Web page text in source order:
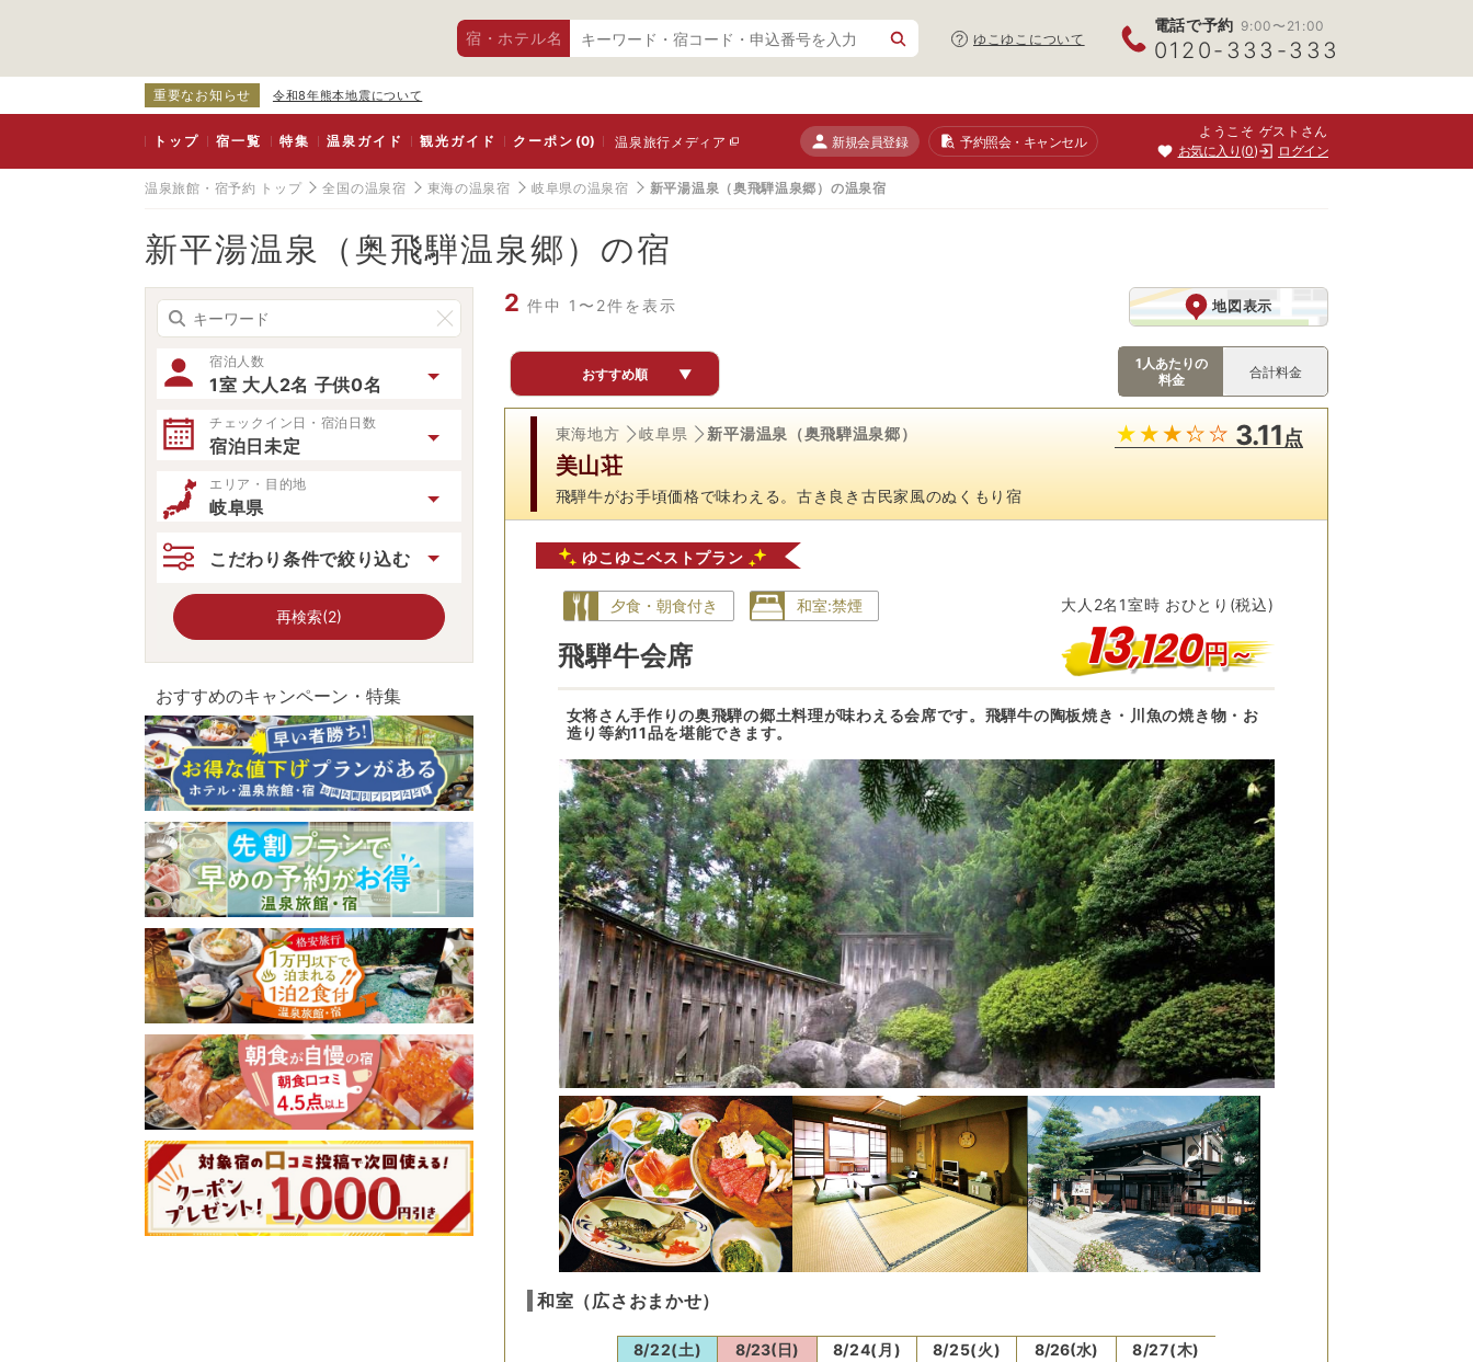
宿・ホテル名 ゆこゆこについて
電話で予約 9:00〜21:00
0120-333-333
重要なお知らせ 令和8年熊本地震について
トップ 宿一覧 特集 温泉ガイド 観光ガイド クーポン(0) 温泉旅行メディア 新規会員登録 予約照会・キャンセル
ようこそ ゲストさん
お気に入り 0 ログイン
温泉旅館・宿予約 トップ 全国の温泉宿 東海の温泉宿 岐阜県の温泉宿 新平湯温泉（奥飛騨温泉郷）の温泉宿
新平湯温泉（奥飛騨温泉郷）の宿
宿泊人数
1室 大人2名 子供0名
チェックイン日・宿泊日数
宿泊日未定
エリア・目的地
岐阜県
こだわり条件で絞り込む
再検索(2)
おすすめのキャンペーン・特集
2 件中 1〜2件を表示 地図表示
おすすめ順 ▼
1人あたりの
料金
合計料金
東海地方 岐阜県 新平湯温泉（奥飛騨温泉郷） 3.11点
美山荘
飛騨牛がお手頃価格で味わえる。古き良き古民家風のぬくもり宿
ゆこゆこベストプラン
夕食・朝食付き 和室:禁煙
飛騨牛会席
大人 2名 1室時 おひとり(税込)
13,120円～
女将さん手作りの奥飛騨の郷土料理が味わえる会席です。飛騨牛の陶板焼き・川魚の焼き物・お
造り等約11品を堪能できます。
和室（広さおまかせ）
8/22(土) 8/23(日) 8/24(月) 8/25(火) 8/26(水) 8/27(木)